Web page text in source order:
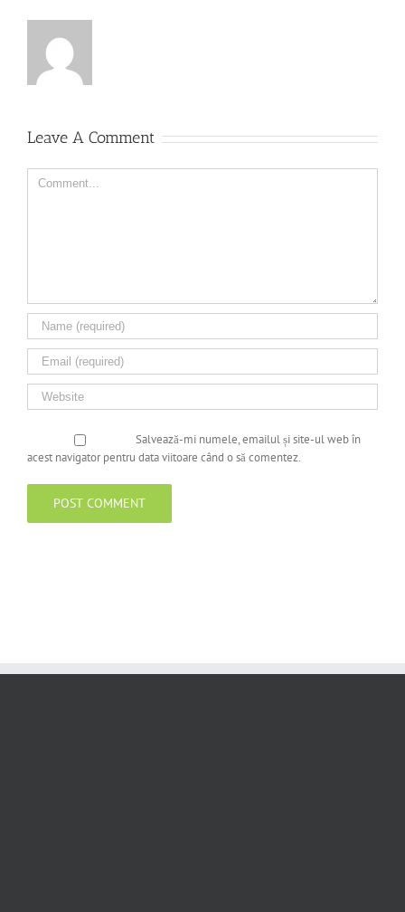
Leave A Comment
Comment
Salvează-mi numele, emailul și site-ul web în
acest navigator pentru data viitoare când o să comentez.